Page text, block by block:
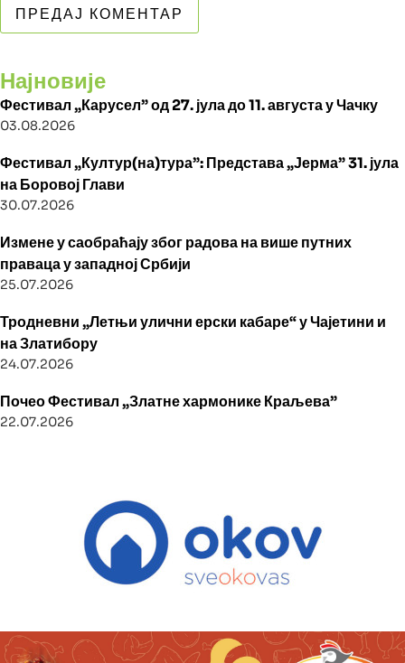
Најновије
Фестивал „Карусел” од 27. јула до 11. августа у Чачку
03.08.2026
Фестивал „Култур(на)тура”: Представа „Јерма” 31. јула
на Боровој Глави
30.07.2026
Измене у саобраћају због радова на више путних
праваца у западној Србији
25.07.2026
Тродневни „Летњи улични ерски кабаре“ у Чајетини и
на Златибору
24.07.2026
Почео Фестивал „Златне хармонике Краљева”
22.07.2026